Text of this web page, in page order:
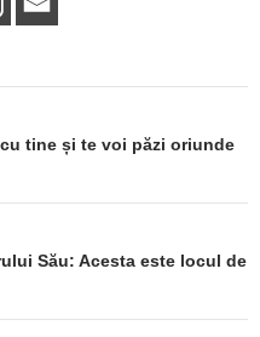
tine și te voi păzi oriunde
Său: Acesta este locul de